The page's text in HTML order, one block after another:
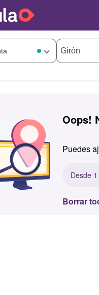
Oops!
Puedes
Desde
Borrar